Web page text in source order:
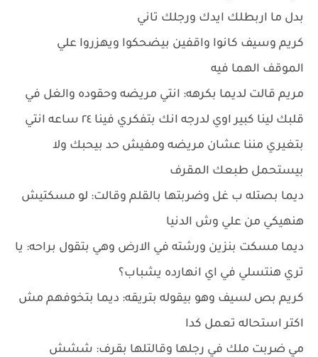
بدل ما اربطلك ايدك ورجلك تاني
كريم وسيف كانوا واقفين بيضحكوا ويهزروا علي
الموقف الهما فيه
مريم قالت لديما بكرهه: انتي مريضه وحقوده والغل في
قلبك لينا كبير اوي لدرجه انك بتفكري فينا ٢٤ ساعه انتي
بتغيري مننا عشان مريضه ومفيش حد بيحبك ولا
بيستحمل طبعك المقرف
ديما بصتله ب غل وضربتها بالقلم وقالت: لو مسكتيش
هنهيكي من علي وش الدنيا
ديما مسكت بنزين ورشته في الارض وهي بتقول براحه: يا
تري هنتسلي في اي انهارده يشباب؟
كريم بص لسيف وهو بيقوله بتريقه: ديما بتخوفهم مش
اكتر استحاله تعمل كدا
مي ضربت ملك في رجلها وقالتلها بقرف: ششش